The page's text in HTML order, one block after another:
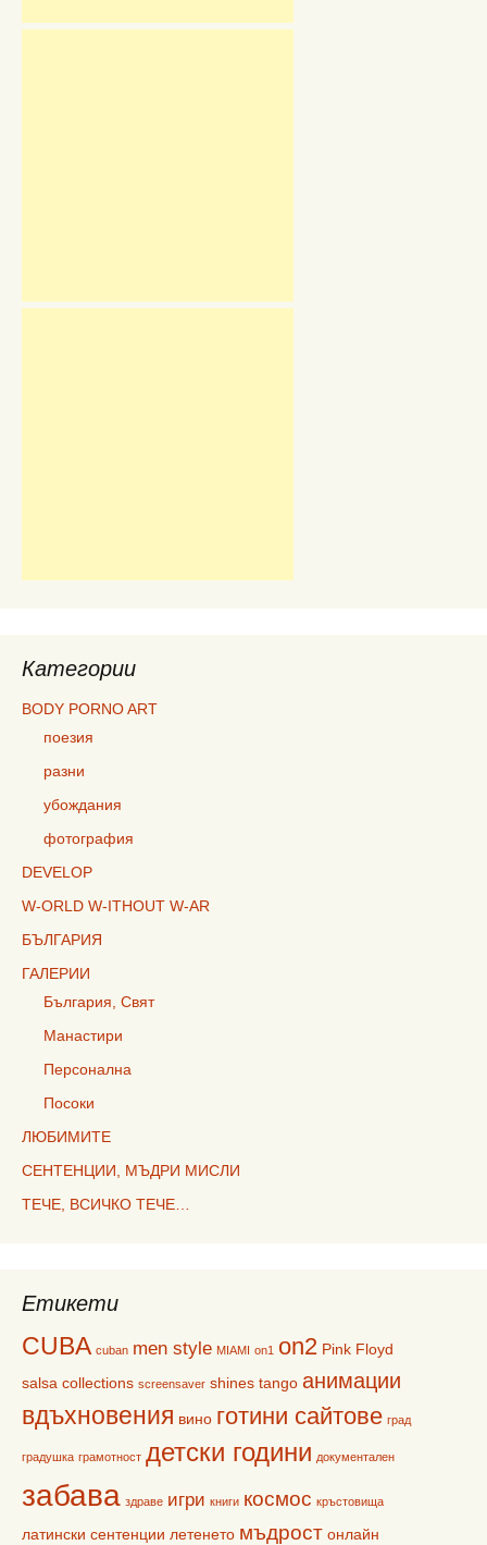
Категории
BODY PORNO ART
поезия
разни
убождания
фотография
DEVELOP
W-ORLD W-ITHOUT W-AR
БЪЛГАРИЯ
ГАЛЕРИИ
България, Свят
Манастири
Персонална
Посоки
ЛЮБИМИТЕ
СЕНТЕНЦИИ, МЪДРИ МИСЛИ
ТЕЧЕ, ВСИЧКО ТЕЧЕ…
Етикети
CUBA cuban men style MIAMI on1 on2 Pink Floyd
salsa collections screensaver shines tango анимации
вдъхновения вино готини сайтове град
градушка грамотност детски години документален
забава здраве игри книги космос кръстовища
латински сентенции летенето мъдрост онлайн